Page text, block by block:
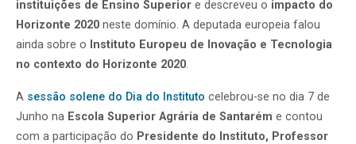
instituições de Ensino Superior e descreveu o impacto do
Horizonte 2020 neste domínio. A deputada europeia falou
ainda sobre o Instituto Europeu de Inovação e Tecnologia
no contexto do Horizonte 2020.
A sessão solene do Dia do Instituto celebrou-se no dia 7 de
Junho na Escola Superior Agrária de Santarém e contou
com a participação do Presidente do Instituto, Professor